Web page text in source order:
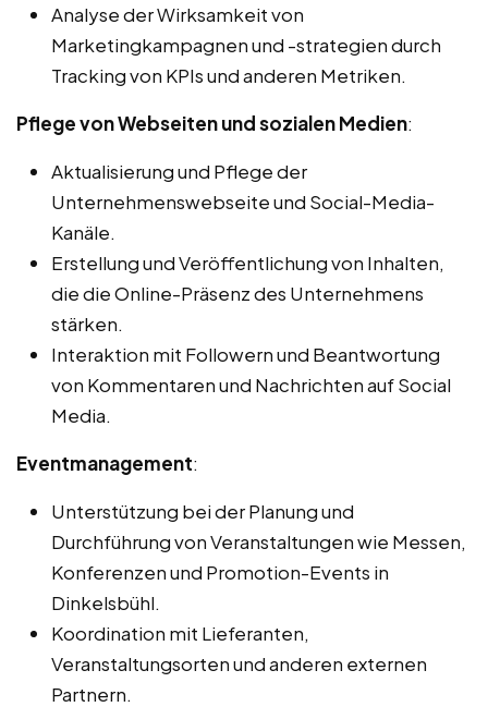
Analyse der Wirksamkeit von
Marketingkampagnen und -strategien durch
Tracking von KPIs und anderen Metriken.
Pflege von Webseiten und sozialen Medien:
Aktualisierung und Pflege der
Unternehmenswebseite und Social-Media-
Kanäle.
Erstellung und Veröffentlichung von Inhalten,
die die Online-Präsenz des Unternehmens
stärken.
Interaktion mit Followern und Beantwortung
von Kommentaren und Nachrichten auf Social
Media.
Eventmanagement:
Unterstützung bei der Planung und
Durchführung von Veranstaltungen wie Messen,
Konferenzen und Promotion-Events in
Dinkelsbühl.
Koordination mit Lieferanten,
Veranstaltungsorten und anderen externen
Partnern.